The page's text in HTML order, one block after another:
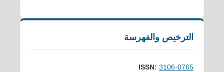
الترخيص والفهرسة
ISSN: 3106-0765